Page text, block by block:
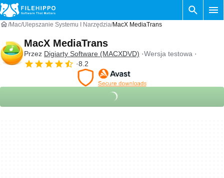
Mac Ulepszanie Systemu I Narzędzia MacX MediaTrans
MacX MediaTrans
Przez Digiarty Software (MACXDVD)
Wersja testowa
8.2